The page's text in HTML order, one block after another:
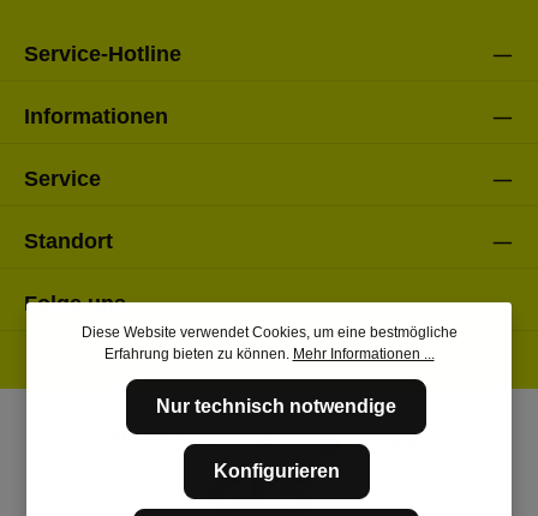
Service-Hotline
Informationen
Service
Standort
Folge uns
Diese Website verwendet Cookies, um eine bestmögliche
Erfahrung bieten zu können. Mehr Informationen ...
Nur technisch notwendige
Konfigurieren